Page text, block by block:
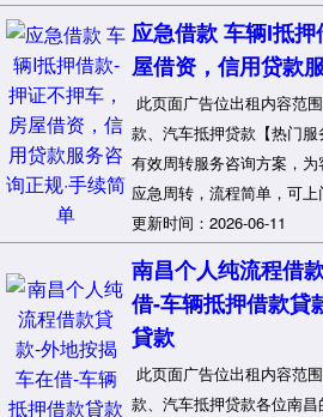
应急借款 车辆I抵
屋借资，信用贷款
此页面广告位出租内容范
款、汽车抵押贷款【热门
有效周转服务咨询方案，
应急周转，流程简单，可
更新时间：2026-06-11
南昌个人纯流程借
借-车辆抵押借款貸
貸款
此页面广告位出租内容范
款、汽车抵押贷款各位南